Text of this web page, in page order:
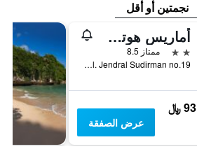
نجمتين أو أقل
أماريس هوتل بادانج - اعتماد CHSE
2 نجمتين
ممتاز 8.5
Jl. Jendral Sudirman no.19, بادانج, إندونيسيا
93 ﷼
عرض الصفقة